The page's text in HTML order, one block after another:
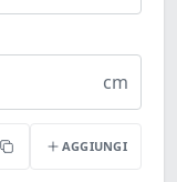
cm
Copia AGGIUNGI